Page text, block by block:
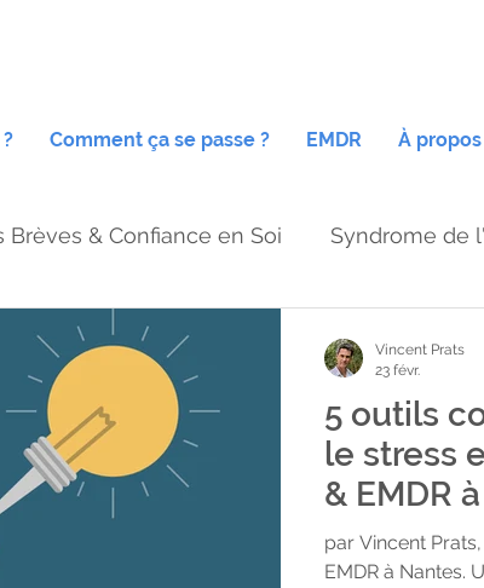
Comment ça se passe ? EMDR À propos
Brèves & Confiance en Soi Syndrome de
Sentiment imposture travail
Thérapie brève Nantes,
EMDR traumatismes
5 outils
le stress
& EMDR
par Vincent
EMDR à Nantes.
Vincent Prats
23 févr.